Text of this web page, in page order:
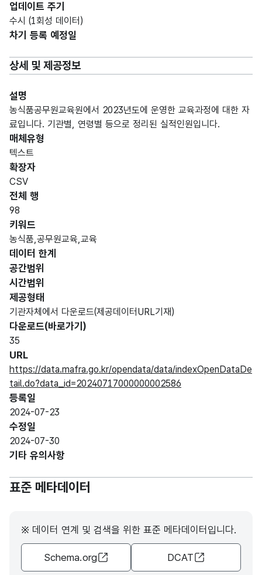
업데이트 주기
수시 (1회성 데이터)
차기 등록 예정일
상세 및 제공정보
설명
농식품공무원교육원에서 2023년도에 운영한 교육과정에 대한 자
료입니다. 기관별, 연령별 등으로 정리된 실적인원입니다.
매체유형
텍스트
확장자
CSV
전체 행
98
키워드
농식품,공무원교육,교육
데이터 한계
공간범위
시간범위
제공형태
기관자체에서 다운로드(제공데이터URL기재)
다운로드(바로가기)
35
URL
https://data.mafra.go.kr/opendata/data/indexOpenDataDe
tail.do?data_id=20240717000000002586
등록일
2024-07-23
수정일
2024-07-30
기타 유의사항
표준 메타데이터
※ 데이터 연계 및 검색을 위한 표준 메타데이터입니다.
Schema.org DCAT